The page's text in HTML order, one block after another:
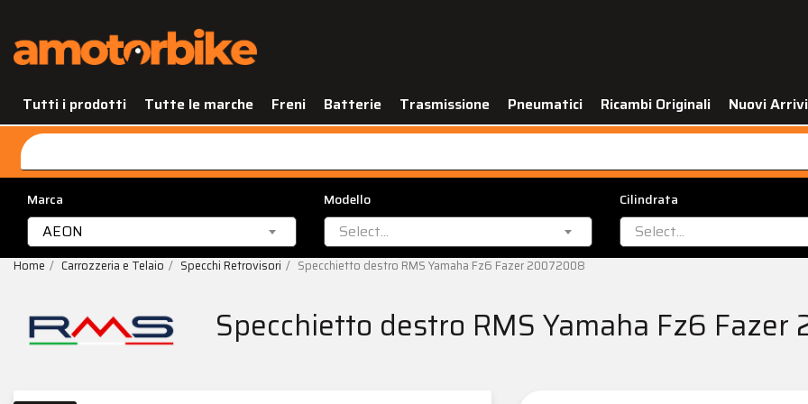
Tutti i prodotti Tutte le marche Freni Batterie Trasmissione Pneumatici Ricambi Originali Nuovi Arrivi
Marca
AEON
Modello
Select...
Cilindrata
Select...
Home Carrozzeria e Telaio Specchi Retrovisori Specchietto destro RMS Yamaha Fz6 Fazer 20072008
Specchietto destro RMS Yamaha Fz6